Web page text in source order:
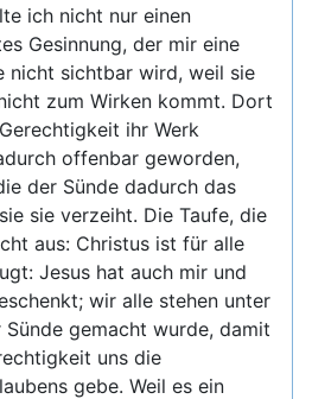
ich nicht nur einen
Gesinnung, der mir eine
nicht sichtbar wird, weil sie
zum Wirken kommt. Dort
ihr Werk
offenbar geworden,
der Sünde dadurch das
sie verzeiht. Die Taufe, die
aus: Christus ist für alle
Jesus hat auch mir und
wir alle stehen unter
gemacht wurde, damit
uns die
gebe. Weil es ein